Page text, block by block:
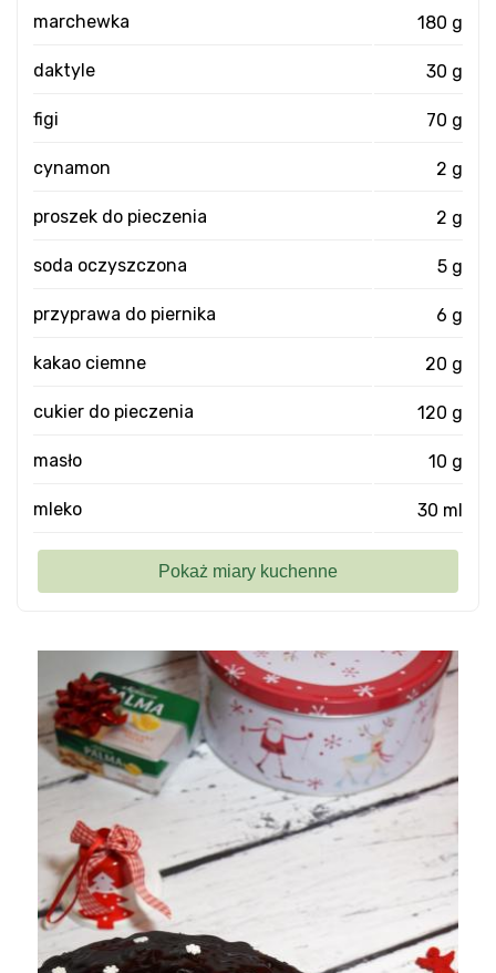
marchewka 180 g
daktyle 30 g
figi 70 g
cynamon 2 g
proszek do pieczenia 2 g
soda oczyszczona 5 g
przyprawa do piernika 6 g
kakao ciemne 20 g
cukier do pieczenia 120 g
masło 10 g
mleko 30 ml